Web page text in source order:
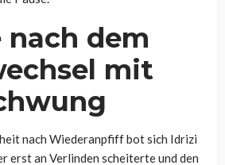
nach dem
mit
nach Wiederanpfiff bot sich Idrizi
erst an Verlinden scheiterte und den